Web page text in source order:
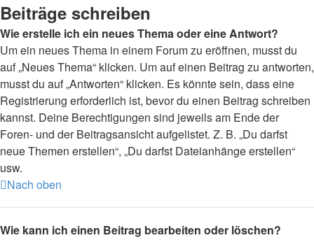
Beiträge schreiben
Wie erstelle ich ein neues Thema oder eine Antwort?
Um ein neues Thema in einem Forum zu eröffnen, musst du
auf „Neues Thema“ klicken. Um auf einen Beitrag zu antworten,
musst du auf „Antworten“ klicken. Es könnte sein, dass eine
Registrierung erforderlich ist, bevor du einen Beitrag schreiben
kannst. Deine Berechtigungen sind jeweils am Ende der
Foren- und der Beitragsansicht aufgelistet. Z. B. „Du darfst
neue Themen erstellen“, „Du darfst Dateianhänge erstellen“
usw.
Nach oben
Wie kann ich einen Beitrag bearbeiten oder löschen?